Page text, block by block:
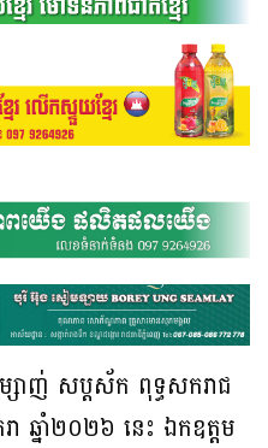
ម្សាញ់ សប្ដស័ក ពុទ្ធសករាជ
ឆ្នាំ២០២៦ នេះ ឯកឧត្តម